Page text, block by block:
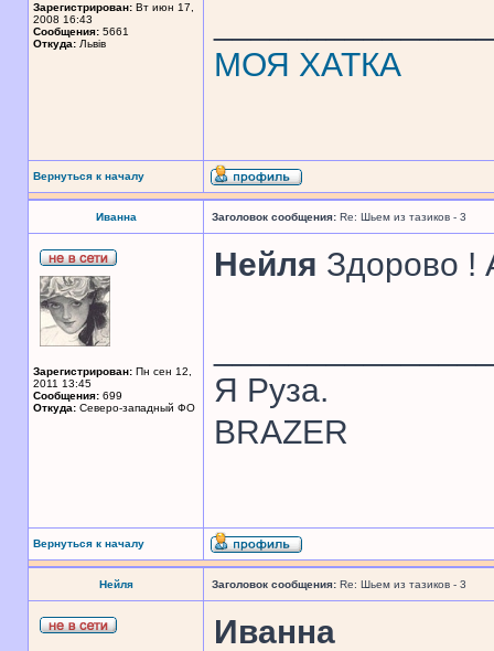
Зарегистрирован: Вт июн 17,
2008 16:43
Сообщения: 5661
Откуда: Львів
МОЯ ХАТКА
Вернуться к началу
Иванна Заголовок сообщения: Re: Шьем из тазиков - 3
Зарегистрирован: Пн сен 12,
2011 13:45
Сообщения: 699
Откуда: Северо-западный ФО
Нейля Здорово !
Я Руза.
BRAZER
Вернуться к началу
Нейля Заголовок сообщения: Re: Шьем из тазиков - 3
Иванна